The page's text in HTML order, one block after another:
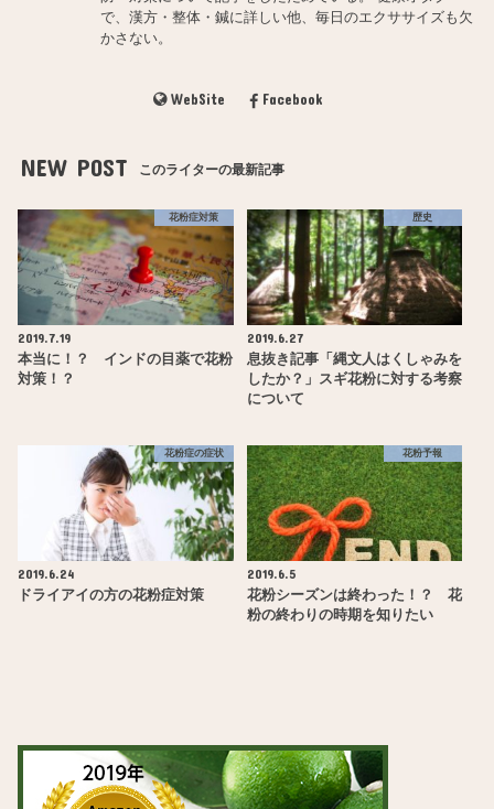
で、漢方・整体・鍼に詳しい他、毎日のエクササイズも欠
かさない。
WebSite Facebook
NEW POST このライターの最新記事
花粉症対策
2019.7.19
本当に！？ インドの目薬で花粉
対策！？
歴史
2019.6.27
息抜き記事「縄文人はくしゃみを
したか？」スギ花粉に対する考察
について
花粉症の症状
2019.6.24
ドライアイの方の花粉症対策
花粉予報
2019.6.5
花粉シーズンは終わった！？ 花
粉の終わりの時期を知りたい